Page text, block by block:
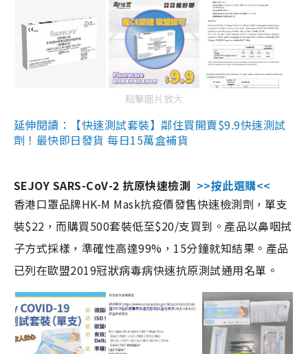
點擊圖片放大
延伸閱讀：【快速測試套裝】鄰住買開賣$9.9快速測試
劑！最快即日發貨 每日15萬盒補貨
SEJOY SARS-CoV-2 抗原快速檢測 >>按此選購<<
香港口罩品牌HK-M Mask抗疫價發售快速檢測劑，單支
裝$22，而購買500套裝低至$20/支買到。產品以鼻咽拭
子方式採樣，準確性高達99%，15分鐘就知結果。產品
已列在歐盟2019冠狀病毒病快速抗原測試通用名單。